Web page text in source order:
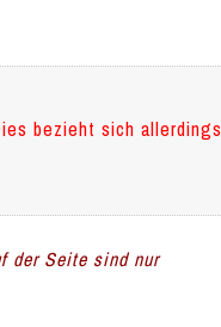
bezieht sich allerdings
der Seite sind nur